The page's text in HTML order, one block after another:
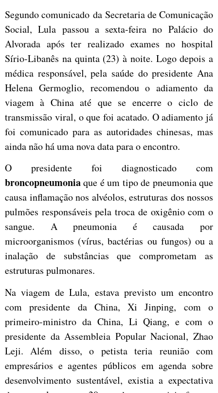
Segundo comunicado da Secretaria de Comunicação
Social, Lula passou a sexta-feira no Palácio do
Alvorada após ter realizado exames no hospital
Sírio-Libanês na quinta (23) à noite. Logo depois a
médica responsável, pela saúde do presidente Ana
Helena Germoglio, recomendou o adiamento da
viagem à China até que se encerre o ciclo de
transmissão viral, o que foi acatado. O adiamento já
foi comunicado para as autoridades chinesas, mas
ainda não há uma nova data para o encontro.
O presidente foi diagnosticado com
broncopneumoniaque é um tipo de pneumonia que
causa inflamação nos alvéolos, estruturas dos nossos
pulmões responsáveis pela troca de oxigênio com o
sangue. A pneumonia é causada por
microorganismos (vírus, bactérias ou fungos) ou a
inalação de substâncias que comprometam as
estruturas pulmonares.
Na viagem de Lula, estava previsto um encontro
com presidente da China, Xi Jinping, com o
primeiro-ministro da China, Li Qiang, e com o
presidente da Assembleia Popular Nacional, Zhao
Leji. Além disso, o petista teria reunião com
empresários e agentes públicos em agenda sobre
desenvolvimento sustentável, existia a expectativa